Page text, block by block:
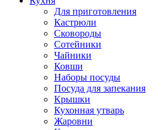
Для приготовления
Кастрюли
Сковороды
Сотейники
Чайники
Ковши
Наборы посуды
Посуда для запекания
Крышки
Кухонная утварь
Жаровни